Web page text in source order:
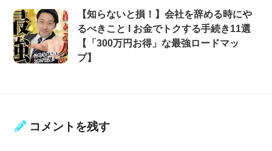
【知らないと損！】会社を辞める時にや
るべきこと Ι お金でトクする手続き11選
【「300万円お得」な最強ロードマッ
プ】
コメントを残す